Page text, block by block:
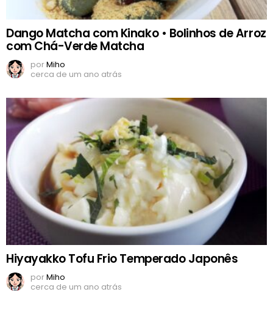
Dango Matcha com Kinako • Bolinhos de Arroz
com Chá-Verde Matcha
porMiho
cerca de um ano atrás
Hiyayakko Tofu Frio Temperado Japonês
porMiho
cerca de um ano atrás